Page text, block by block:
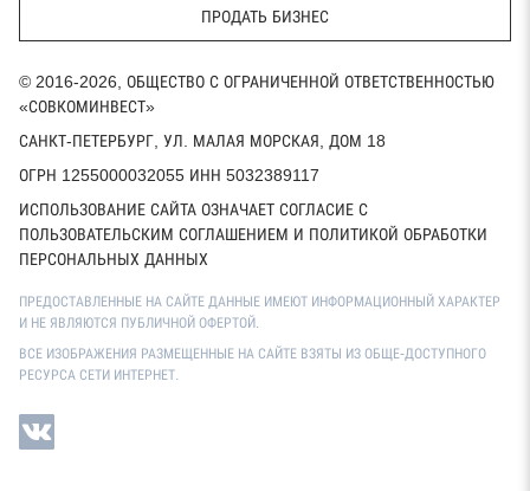
ПРОДАТЬ БИЗНЕС
© 2016-2026, ОБЩЕСТВО С ОГРАНИЧЕННОЙ ОТВЕТСТВЕННОСТЬЮ
«СОВКОМИНВЕСТ»
САНКТ-ПЕТЕРБУРГ, УЛ. МАЛАЯ МОРСКАЯ, ДОМ 18
ОГРН 1255000032055 ИНН 5032389117
ИСПОЛЬЗОВАНИЕ САЙТА ОЗНАЧАЕТ СОГЛАСИЕ С
ПОЛЬЗОВАТЕЛЬСКИМ СОГЛАШЕНИЕМ И ПОЛИТИКОЙ ОБРАБОТКИ
ПЕРСОНАЛЬНЫХ ДАННЫХ
ПРЕДОСТАВЛЕННЫЕ НА САЙТЕ ДАННЫЕ ИМЕЮТ ИНФОРМАЦИОННЫЙ ХАРАКТЕР
И НЕ ЯВЛЯЮТСЯ ПУБЛИЧНОЙ ОФЕРТОЙ.
ВСЕ ИЗОБРАЖЕНИЯ РАЗМЕЩЕННЫЕ НА САЙТЕ ВЗЯТЫ ИЗ ОБЩЕ-ДОСТУПНОГО
РЕСУРСА СЕТИ ИНТЕРНЕТ.